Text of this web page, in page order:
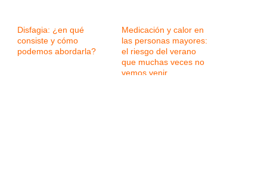
Disfagia: ¿en qué
consiste y cómo
podemos abordarla?
Medicación y calor en
las personas mayores:
el riesgo del verano
que muchas veces no
vemos venir